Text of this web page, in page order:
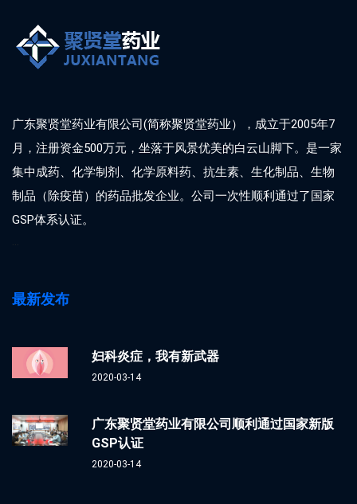
广东聚贤堂药业有限公司(简称聚贤堂药业），成立于2005年7
月，注册资金500万元，坐落于风景优美的白云山脚下。是一家
集中成药、化学制剂、化学原料药、抗生素、生化制品、生物
制品（除疫苗）的药品批发企业。公司一次性顺利通过了国家
GSP体系认证。
...
最新发布
妇科炎症，我有新武器
2020-03-14
广东聚贤堂药业有限公司顺利通过国家新版
GSP认证
2020-03-14